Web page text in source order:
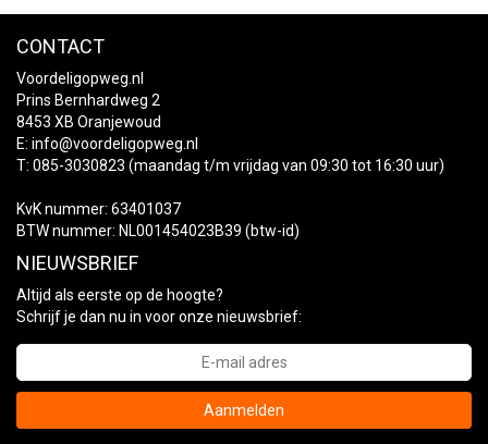
CONTACT
Voordeligopweg.nl
Prins Bernhardweg 2
8453 XB Oranjewoud
E: info@voordeligopweg.nl
T: 085-3030823 (maandag t/m vrijdag van 09:30 tot 16:30 uur)
KvK nummer: 63401037
BTW nummer: NL001454023B39 (btw-id)
NIEUWSBRIEF
Altijd als eerste op de hoogte?
Schrijf je dan nu in voor onze nieuwsbrief:
Aanmelden